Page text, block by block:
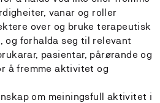
vanar og roller
over og bruke terapeutisk
og forhalda seg til relevant
pasientar, pårørande og
å fremme aktivitet og
om meiningsfull aktivitet i